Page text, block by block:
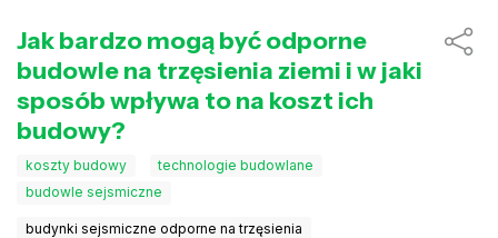
Jak bardzo mogą być odporne
budowle na trzęsienia ziemi i w jaki
sposób wpływa to na koszt ich
budowy?
koszty budowy
technologie budowlane
budowle sejsmiczne
budynki sejsmiczne odporne na trzęsienia